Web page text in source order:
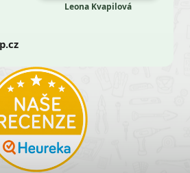
Leona Kvapilová